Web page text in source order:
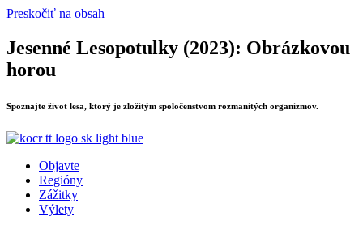
Preskočiť na obsah
Jesenné Lesopotulky (2023): Obrázkovou
horou
Spoznajte život lesa, ktorý je zložitým spoločenstvom rozmanitých organizmov.
Objavte
Regióny
Zážitky
Výlety